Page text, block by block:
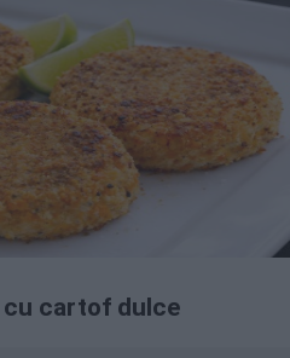
cu cartof dulce